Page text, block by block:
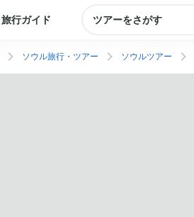
旅行ガイド ツアーをさがす
ソウル旅行・ツアー ソウルツアー